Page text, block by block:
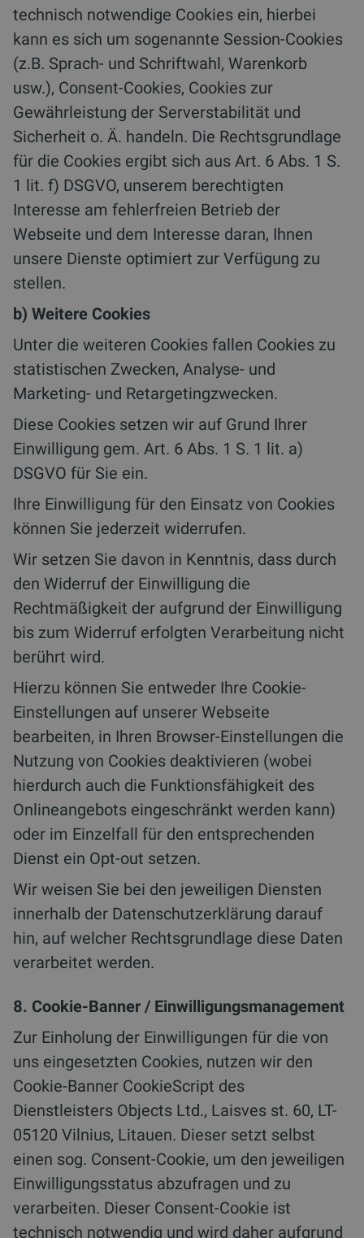
technisch notwendige Cookies ein, hierbei
kann es sich um sogenannte Session-Cookies
(z.B. Sprach- und Schriftwahl, Warenkorb
usw.), Consent-Cookies, Cookies zur
Gewährleistung der Serverstabilität und
Sicherheit o. Ä. handeln. Die Rechtsgrundlage
für die Cookies ergibt sich aus Art. 6 Abs. 1 S.
1 lit. f) DSGVO, unserem berechtigten
Interesse am fehlerfreien Betrieb der
Webseite und dem Interesse daran, Ihnen
unsere Dienste optimiert zur Verfügung zu
stellen.
b) Weitere Cookies
Unter die weiteren Cookies fallen Cookies zu
statistischen Zwecken, Analyse- und
Marketing- und Retargetingzwecken.
Diese Cookies setzen wir auf Grund Ihrer
Einwilligung gem. Art. 6 Abs. 1 S. 1 lit. a)
DSGVO für Sie ein.
Ihre Einwilligung für den Einsatz von Cookies
können Sie jederzeit widerrufen.
Wir setzen Sie davon in Kenntnis, dass durch
den Widerruf der Einwilligung die
Rechtmäßigkeit der aufgrund der Einwilligung
bis zum Widerruf erfolgten Verarbeitung nicht
berührt wird.
Hierzu können Sie entweder Ihre Cookie-
Einstellungen auf unserer Webseite
bearbeiten, in Ihren Browser-Einstellungen die
Nutzung von Cookies deaktivieren (wobei
hierdurch auch die Funktionsfähigkeit des
Onlineangebots eingeschränkt werden kann)
oder im Einzelfall für den entsprechenden
Dienst ein Opt-out setzen.
Wir weisen Sie bei den jeweiligen Diensten
innerhalb der Datenschutzerklärung darauf
hin, auf welcher Rechtsgrundlage diese Daten
verarbeitet werden.
8. Cookie-Banner / Einwilligungsmanagement
Zur Einholung der Einwilligungen für die von
uns eingesetzten Cookies, nutzen wir den
Cookie-Banner CookieScript des
Dienstleisters Objects Ltd., Laisves st. 60, LT-
05120 Vilnius, Litauen. Dieser setzt selbst
einen sog. Consent-Cookie, um den jeweiligen
Einwilligungsstatus abzufragen und zu
verarbeiten. Dieser Consent-Cookie ist
technisch notwendig und wird daher aufgrund